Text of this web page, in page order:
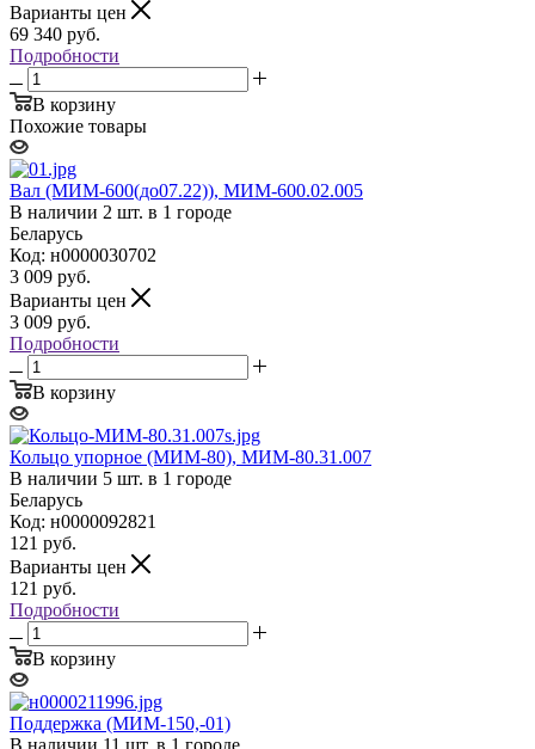
Варианты цен
69 340 руб.
Подробности
В корзину
Похожие товары
Вал (МИМ-600(до07.22)), МИМ-600.02.005
В наличии 2 шт. в 1 городе
Беларусь
Код: н0000030702
3 009 руб.
Варианты цен
3 009 руб.
Подробности
В корзину
Кольцо упорное (МИМ-80), МИМ-80.31.007
В наличии 5 шт. в 1 городе
Беларусь
Код: н0000092821
121 руб.
Варианты цен
121 руб.
Подробности
В корзину
Поддержка (МИМ-150,-01)
В наличии 11 шт. в 1 городе